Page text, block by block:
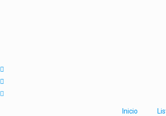
Inicio